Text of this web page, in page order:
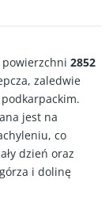
powierzchni 2852
zaledwie
jest na
co
dzień oraz
i dolinę